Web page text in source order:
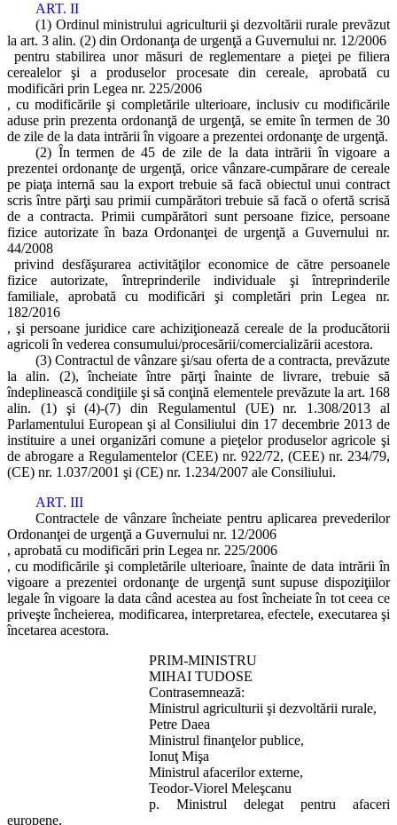
ART. II
(1) Ordinul ministrului agriculturii şi dezvoltării rurale prevăzut
la art. 3 alin. (2) din Ordonanţa de urgenţă a Guvernului nr. 12/2006
pentru stabilirea unor măsuri de reglementare a pieţei pe filiera
cerealelor şi a produselor procesate din cereale, aprobată cu
modificări prin Legea nr. 225/2006
, cu modificările şi completările ulterioare, inclusiv cu modificările
aduse prin prezenta ordonanţă de urgenţă, se emite în termen de 30
de zile de la data intrării în vigoare a prezentei ordonanţe de urgenţă.
(2) În termen de 45 de zile de la data intrării în vigoare a
prezentei ordonanţe de urgenţă, orice vânzare-cumpărare de cereale
pe piaţa internă sau la export trebuie să facă obiectul unui contract
scris între părţi sau primii cumpărători trebuie să facă o ofertă scrisă
de a contracta. Primii cumpărători sunt persoane fizice, persoane
fizice autorizate în baza Ordonanţei de urgenţă a Guvernului nr.
44/2008
privind desfăşurarea activităţilor economice de către persoanele
fizice autorizate, întreprinderile individuale şi întreprinderile
familiale, aprobată cu modificări şi completări prin Legea nr.
182/2016
, şi persoane juridice care achiziţionează cereale de la producătorii
agricoli în vederea consumului/procesării/comercializării acestora.
(3) Contractul de vânzare şi/sau oferta de a contracta, prevăzute
la alin. (2), încheiate între părţi înainte de livrare, trebuie să
îndeplinească condiţiile şi să conţină elementele prevăzute la art. 168
alin. (1) şi (4)-(7) din Regulamentul (UE) nr. 1.308/2013 al
Parlamentului European şi al Consiliului din 17 decembrie 2013 de
instituire a unei organizări comune a pieţelor produselor agricole şi
de abrogare a Regulamentelor (CEE) nr. 922/72, (CEE) nr. 234/79,
(CE) nr. 1.037/2001 şi (CE) nr. 1.234/2007 ale Consiliului.
ART. III
Contractele de vânzare încheiate pentru aplicarea prevederilor
Ordonanţei de urgenţă a Guvernului nr. 12/2006
, aprobată cu modificări prin Legea nr. 225/2006
, cu modificările şi completările ulterioare, înainte de data intrării în
vigoare a prezentei ordonanţe de urgenţă sunt supuse dispoziţiilor
legale în vigoare la data când acestea au fost încheiate în tot ceea ce
priveşte încheierea, modificarea, interpretarea, efectele, executarea şi
încetarea acestora.
PRIM-MINISTRU
MIHAI TUDOSE
Contrasemnează:
Ministrul agriculturii şi dezvoltării rurale,
Petre Daea
Ministrul finanţelor publice,
Ionuţ Mişa
Ministrul afacerilor externe,
Teodor-Viorel Meleşcanu
p. Ministrul delegat pentru afaceri
europene,